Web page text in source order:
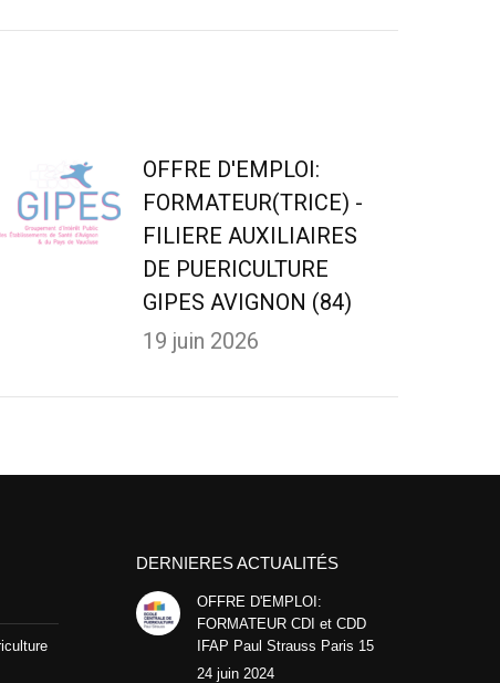
OFFRE D'EMPLOI:
FORMATEUR(TRICE) -
FILIERE AUXILIAIRES
DE PUERICULTURE
GIPES AVIGNON (84)
19 juin 2026
DERNIERES ACTUALITÉS
OFFRE D'EMPLOI:
FORMATEUR CDI et CDD
IFAP Paul Strauss Paris 15
24 juin 2024